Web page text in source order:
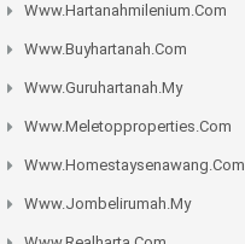
Www.hartanahmilenium.com
Www.buyhartanah.com
Www.guruhartanah.my
Www.meletopproperties.com
Www.homestaysenawang.com
Www.jombelirumah.my